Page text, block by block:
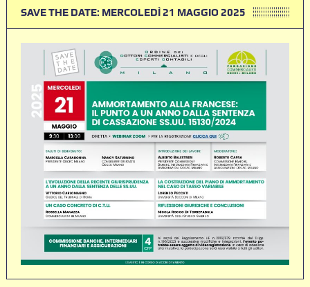
SAVE THE DATE: MERCOLEDÌ 21 MAGGIO 2025